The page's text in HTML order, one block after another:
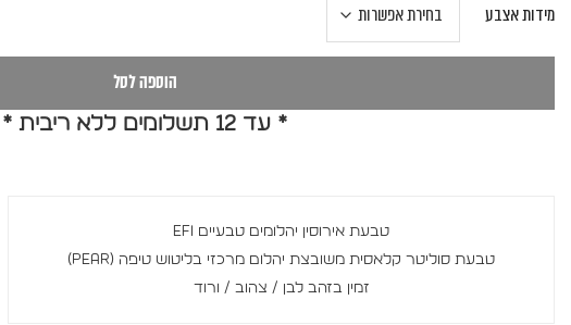
מידות אצבע
הוספה לסל
* עד 12 תשלומים ללא ריבית *
טבעת אירוסין יהלומים טבעיים EFI
טבעת סוליטר קלאסית משובצת יהלום מרכזי בליטוש טיפה (Pear)
זמין בזהב לבן / צהוב / ורוד